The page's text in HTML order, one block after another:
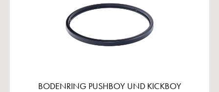
BODENRING PUSHBOY UND KICKBOY